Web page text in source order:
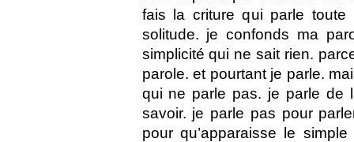
fais la criture qui parle
solitude. je confonds ma
simplicité qui ne sait rien.
parole. et pourtant je parle.
qui ne parle pas. je parle de
savoir. je parle pas pour
pour qu’apparaisse le